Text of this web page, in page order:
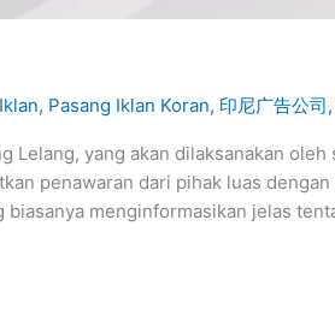
, Pasang Iklan Koran, 印尼广告公司,
Lelang, yang akan dilaksanakan
penawaran dari pihak luas
menginformasikan jelas